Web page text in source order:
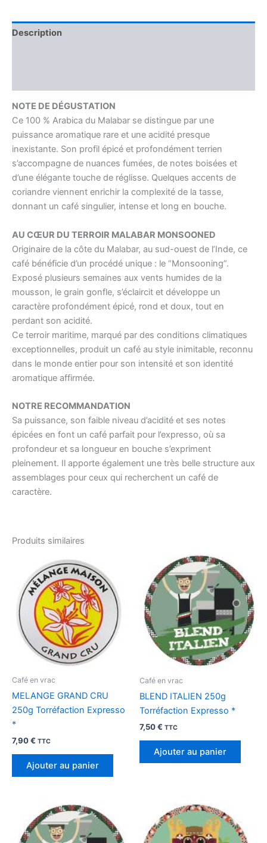
Description
NOTE DE DÉGUSTATION
Ce 100 % Arabica du Malabar se distingue par une
puissance aromatique rare et une acidité presque
inexistante. Son profil épicé et profondément terrien
s’accompagne de nuances fumées, de notes boisées et
d’une élégante touche de réglisse. Quelques accents de
coriandre viennent enrichir la complexité de la tasse,
donnant un café singulier, intense et long en bouche.
AU CŒUR DU TERROIR MALABAR MONSOONED
Originaire de la côte du Malabar, au sud-ouest de l’Inde, ce
café bénéficie d’un procédé unique : le “Monsooning”.
Exposé plusieurs semaines aux vents humides de la
mousson, le grain gonfle, s’éclaircit et développe un
caractère profondément épicé, rond et doux, tout en
perdant son acidité.
Ce terroir maritime, marqué par des conditions climatiques
exceptionnelles, produit un café au style inimitable, reconnu
dans le monde entier pour son intensité et son identité
aromatique affirmée.
NOTRE RECOMMANDATION
Sa puissance, son faible niveau d’acidité et ses notes
épicées en font un café parfait pour l’expresso, où sa
profondeur et sa longueur en bouche s’expriment
pleinement. Il apporte également une très belle structure aux
assemblages pour ceux qui recherchent un café de
caractère.
Produits similaires
Café en vrac
MELANGE GRAND CRU
250g Torréfaction Expresso
*
7,90€ TTC
Ajouter au panier
Café en vrac
BLEND ITALIEN 250g
Torréfaction Expresso *
7,50€ TTC
Ajouter au panier